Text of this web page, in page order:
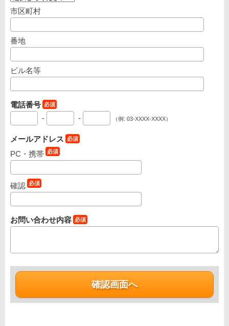
市区町村
番地
ビル名等
電話番号
-
- （例: 03-XXXX-XXXX）
メールアドレス
PC・携帯
確認
お問い合わせ内容